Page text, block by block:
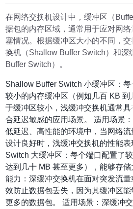
在网络交换机设计中，缓冲区（
据包的内存区域，通常用于应对网
塞情况。根据缓冲区大小的不同，
换机（Shallow Buffer Switch）和深
Buffer Switch）。
Shallow Buffer Switch 小缓冲区：
较小的内存缓冲区（例如几百 KB
于缓冲区较小，浅缓冲交换机通常
合延迟敏感的应用场景。 适用场景
低延迟、高性能的环境中，当网络
设计良好时，浅缓冲交换机的性能
Switch 大缓冲区：每个端口配置了
达到几十 MB 甚至更多），能够存
能力：深缓冲交换机在面对突发流
效防止数据包丢失，因为其缓冲区
更多的数据包。 适用场景：深缓冲